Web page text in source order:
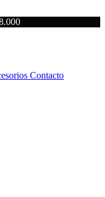
Contacto